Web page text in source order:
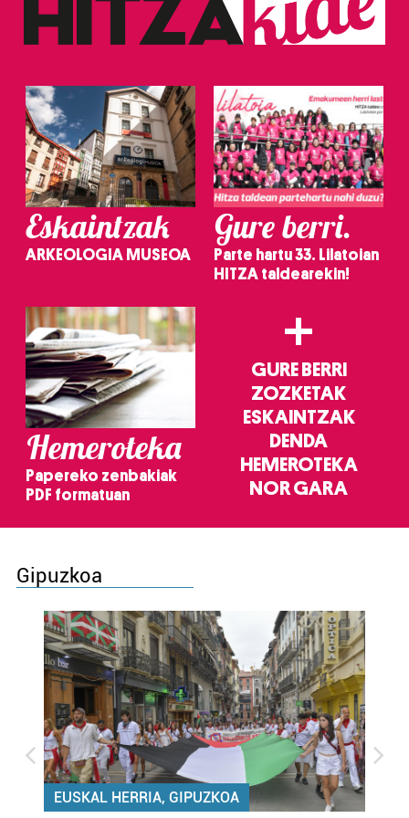
erabiltzeko baimen esplizitua ematen diguzu.
Gehiago
Eskaintzak
ARKEOLOGIA MUSEOA
Gure berri.
Parte hartu 33. Lilatoian
HITZA taldearekin!
Hemeroteka
Papereko zenbakiak
PDF formatuan
+
GURE BERRI
ZOZKETAK
ESKAINTZAK
DENDA
HEMEROTEKA
NOR GARA
Gipuzkoa
EUSKAL HERRIA, GIPUZKOA